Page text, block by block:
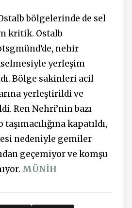
bölgelerinde de sel
kritik. Ostalb
nehir
yerleşim
Bölge sakinleri acil
yerleştirildi ve
Ren Nehri’nin bazı
kapatıldı,
nedeniyle gemiler
geçemiyor ve komşu
MÜNİH